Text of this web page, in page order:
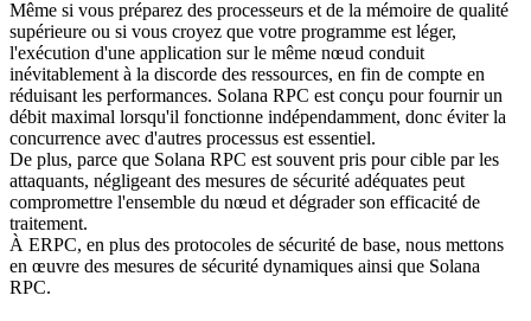
Même si vous préparez des processeurs et de la mémoire de qualité
supérieure ou si vous croyez que votre programme est léger,
l'exécution d'une application sur le même nœud conduit
inévitablement à la discorde des ressources, en fin de compte en
réduisant les performances. Solana RPC est conçu pour fournir un
débit maximal lorsqu'il fonctionne indépendamment, donc éviter la
concurrence avec d'autres processus est essentiel.
De plus, parce que Solana RPC est souvent pris pour cible par les
attaquants, négligeant des mesures de sécurité adéquates peut
compromettre l'ensemble du nœud et dégrader son efficacité de
traitement.
À ERPC, en plus des protocoles de sécurité de base, nous mettons
en œuvre des mesures de sécurité dynamiques ainsi que Solana
RPC.